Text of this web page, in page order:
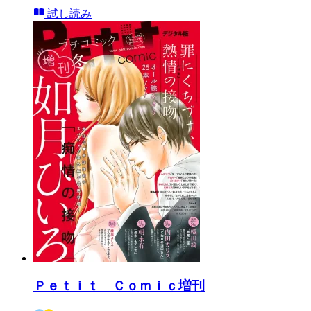
試し読み
Ｐｅｔｉｔ Ｃｏｍｉｃ増刊